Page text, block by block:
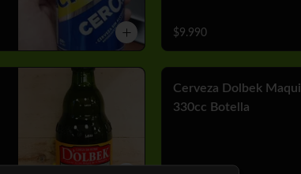
$9.990
Cerveza Dolbek Maqui
330cc Botella